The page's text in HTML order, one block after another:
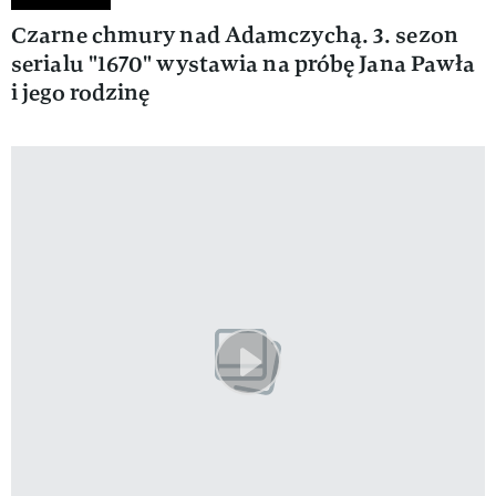
Czarne chmury nad Adamczychą. 3. sezon
serialu "1670" wystawia na próbę Jana Pawła
i jego rodzinę